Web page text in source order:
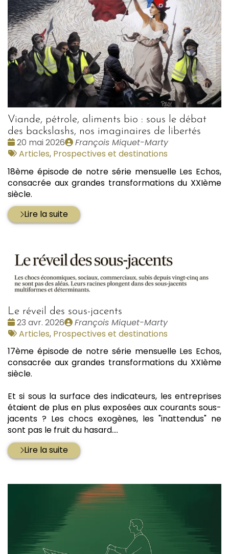
Viande, pétrole, aliments bio : sous le débat
des backslashs, nos imaginaires de libertés
Date
:
20 mai 2026
Publié
par
François Miquet-Marty
Tags
Articles, Prospectives et destinations
18ème épisode de notre série mensuelle Les Echos,
consacrée aux grandes transformations du XXIème
siècle.
Lire la suite
Le réveil des sous-jacents
Date
:
23 avr. 2026
Publié
par
François Miquet-Marty
Tags
Articles, Prospectives et destinations
17ème épisode de notre série mensuelle Les Echos,
consacrée aux grandes transformations du XXIème
siècle.
Et si sous la surface des indicateurs, les entreprises
étaient de plus en plus exposées aux courants sous-
jacents ? Les chocs exogènes, les "inattendus" ne
sont pas le fruit du hasard....
Lire la suite